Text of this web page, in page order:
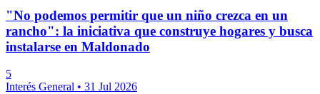
"No podemos permitir que un niño crezca en un
rancho": la iniciativa que construye hogares y busca
instalarse en Maldonado
5
Interés General • 31 Jul 2026